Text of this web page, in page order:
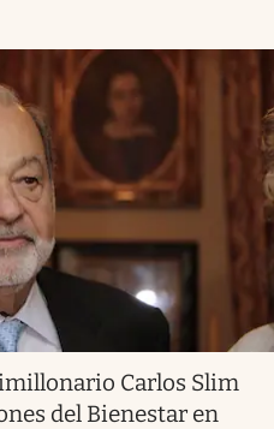
Carlos Slim
del Bienestar en